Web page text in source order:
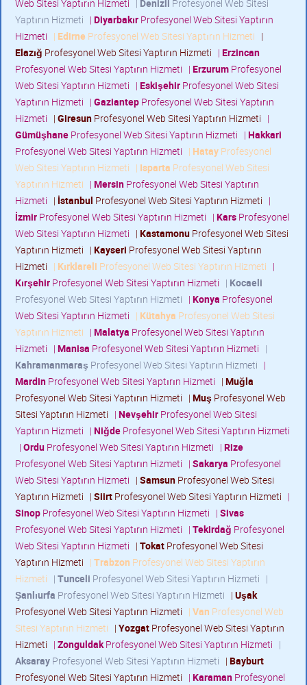
Web Sitesi Yaptırın Hizmeti | Denizli Profesyonel Web Sitesi
Yaptırın Hizmeti | Diyarbakır Profesyonel Web Sitesi Yaptırın
Hizmeti | Edirne Profesyonel Web Sitesi Yaptırın Hizmeti |
Elazığ Profesyonel Web Sitesi Yaptırın Hizmeti | Erzincan
Profesyonel Web Sitesi Yaptırın Hizmeti | Erzurum Profesyonel
Web Sitesi Yaptırın Hizmeti | Eskişehir Profesyonel Web Sitesi
Yaptırın Hizmeti | Gaziantep Profesyonel Web Sitesi Yaptırın
Hizmeti | Giresun Profesyonel Web Sitesi Yaptırın Hizmeti |
Gümüşhane Profesyonel Web Sitesi Yaptırın Hizmeti | Hakkari
Profesyonel Web Sitesi Yaptırın Hizmeti | Hatay Profesyonel
Web Sitesi Yaptırın Hizmeti | Isparta Profesyonel Web Sitesi
Yaptırın Hizmeti | Mersin Profesyonel Web Sitesi Yaptırın
Hizmeti | İstanbul Profesyonel Web Sitesi Yaptırın Hizmeti |
İzmir Profesyonel Web Sitesi Yaptırın Hizmeti | Kars Profesyonel
Web Sitesi Yaptırın Hizmeti | Kastamonu Profesyonel Web Sitesi
Yaptırın Hizmeti | Kayseri Profesyonel Web Sitesi Yaptırın
Hizmeti | Kırklareli Profesyonel Web Sitesi Yaptırın Hizmeti |
Kırşehir Profesyonel Web Sitesi Yaptırın Hizmeti | Kocaeli
Profesyonel Web Sitesi Yaptırın Hizmeti | Konya Profesyonel
Web Sitesi Yaptırın Hizmeti | Kütahya Profesyonel Web Sitesi
Yaptırın Hizmeti | Malatya Profesyonel Web Sitesi Yaptırın
Hizmeti | Manisa Profesyonel Web Sitesi Yaptırın Hizmeti |
Kahramanmaraş Profesyonel Web Sitesi Yaptırın Hizmeti |
Mardin Profesyonel Web Sitesi Yaptırın Hizmeti | Muğla
Profesyonel Web Sitesi Yaptırın Hizmeti | Muş Profesyonel Web
Sitesi Yaptırın Hizmeti | Nevşehir Profesyonel Web Sitesi
Yaptırın Hizmeti | Niğde Profesyonel Web Sitesi Yaptırın Hizmeti
| Ordu Profesyonel Web Sitesi Yaptırın Hizmeti | Rize
Profesyonel Web Sitesi Yaptırın Hizmeti | Sakarya Profesyonel
Web Sitesi Yaptırın Hizmeti | Samsun Profesyonel Web Sitesi
Yaptırın Hizmeti | Siirt Profesyonel Web Sitesi Yaptırın Hizmeti |
Sinop Profesyonel Web Sitesi Yaptırın Hizmeti | Sivas
Profesyonel Web Sitesi Yaptırın Hizmeti | Tekirdağ Profesyonel
Web Sitesi Yaptırın Hizmeti | Tokat Profesyonel Web Sitesi
Yaptırın Hizmeti | Trabzon Profesyonel Web Sitesi Yaptırın
Hizmeti | Tunceli Profesyonel Web Sitesi Yaptırın Hizmeti |
Şanlıurfa Profesyonel Web Sitesi Yaptırın Hizmeti | Uşak
Profesyonel Web Sitesi Yaptırın Hizmeti | Van Profesyonel Web
Sitesi Yaptırın Hizmeti | Yozgat Profesyonel Web Sitesi Yaptırın
Hizmeti | ZonguldakProfesyonel Web Sitesi Yaptırın Hizmeti |
Aksaray Profesyonel Web Sitesi Yaptırın Hizmeti | Bayburt
Profesyonel Web Sitesi Yaptırın Hizmeti | Karaman Profesyonel